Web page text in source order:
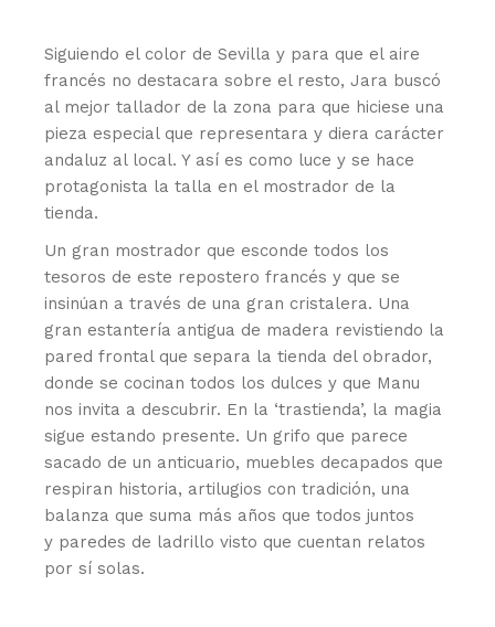
Siguiendo el color de Sevilla y para que el aire
francés no destacara sobre el resto, Jara buscó
al mejor tallador de la zona para que hiciese una
pieza especial que representara y diera carácter
andaluz al local. Y así es como luce y se hace
protagonista la talla en el mostrador de la
tienda.
Un gran mostrador que esconde todos los
tesoros de este repostero francés y que se
insinúan a través de una gran cristalera. Una
gran estantería antigua de madera revistiendo la
pared frontal que separa la tienda del obrador,
donde se cocinan todos los dulces y que Manu
nos invita a descubrir. En la ‘trastienda’, la magia
sigue estando presente. Un grifo que parece
sacado de un anticuario, muebles decapados que
respiran historia, artilugios con tradición, una
balanza que suma más años que todos juntos
y paredes de ladrillo visto que cuentan relatos
por sí solas.